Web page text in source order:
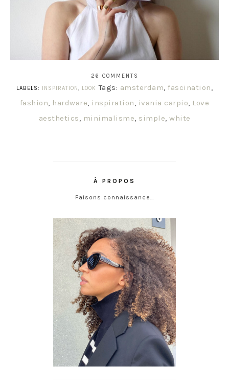
26 COMMENTS
LABELS:
INSPIRATION , LOOK Tags: amsterdam,fascination,
fashion, hardware, inspiration, ivania carpio, Love
aesthetics, minimalisme, simple, white
À PROPOS
Faisons connaissance…